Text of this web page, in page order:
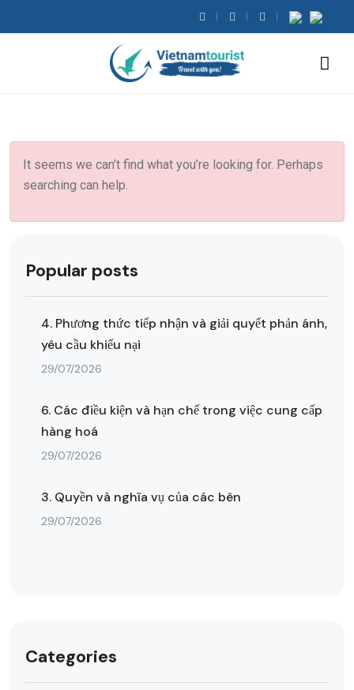
It seems we can’t find what you’re looking for. Perhaps
searching can help.
Popular posts
4. Phương thức tiếp nhận và giải quyết phản ánh,
yêu cầu khiếu nại
29/07/2026
6. Các điều kiện và hạn chế trong việc cung cấp
hàng hoá
29/07/2026
3. Quyền và nghĩa vụ của các bên
29/07/2026
Categories